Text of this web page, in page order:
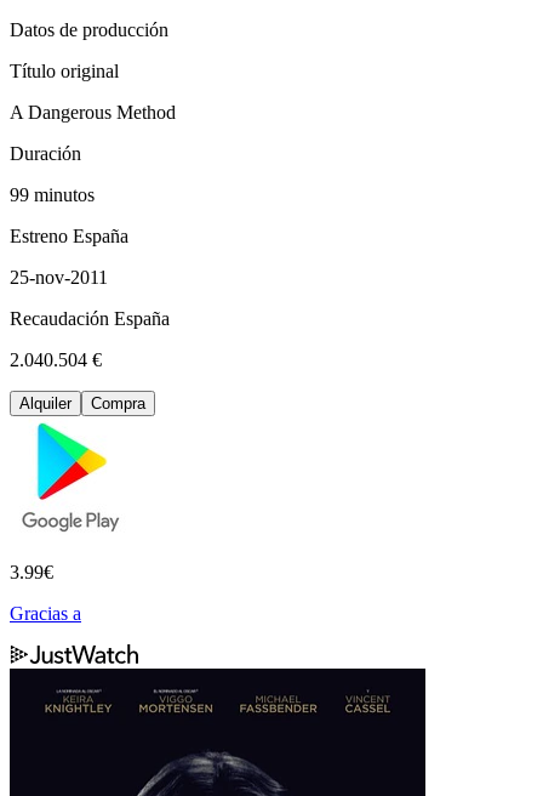
Datos de producción
Título original
A Dangerous Method
Duración
99 minutos
Estreno España
25-nov-2011
Recaudación España
2.040.504 €
Alquiler Compra
3.99€
Gracias a